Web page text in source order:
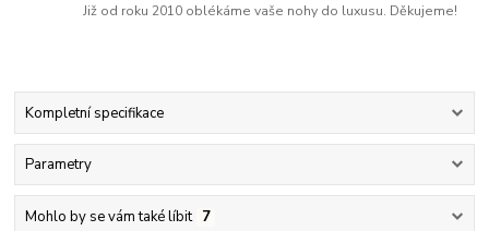
Již od roku 2010 oblékáme vaše nohy do luxusu. Děkujeme!
Kompletní specifikace
Parametry
Mohlo by se vám také líbit 7